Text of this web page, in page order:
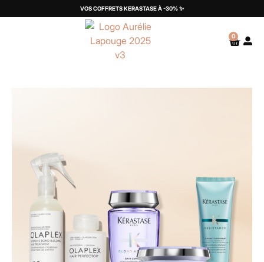
VOS COFFRETS KERASTASE À -30% ✨
0